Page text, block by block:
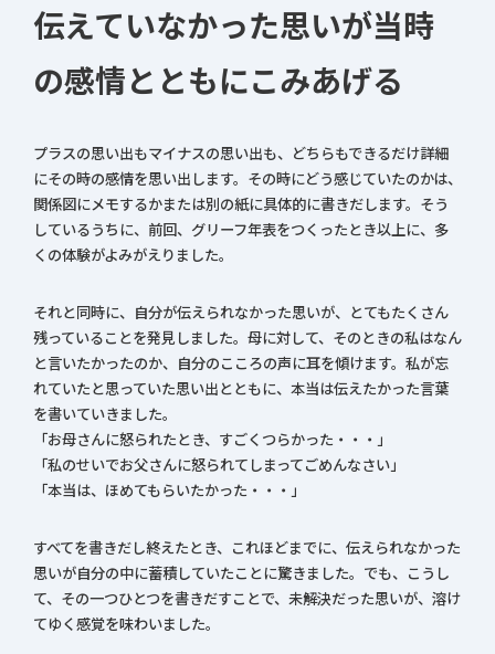
伝えていなかった思いが当時
の感情とともにこみあげる
プラスの思い出もマイナスの思い出も、どちらもできるだけ詳細
にその時の感情を思い出します。その時にどう感じていたのかは、
関係図にメモするかまたは別の紙に具体的に書きだします。そう
しているうちに、前回、グリーフ年表をつくったとき以上に、多
くの体験がよみがえりました。
それと同時に、自分が伝えられなかった思いが、とてもたくさん
残っていることを発見しました。母に対して、そのときの私はなん
と言いたかったのか、自分のこころの声に耳を傾けます。私が忘
れていたと思っていた思い出とともに、本当は伝えたかった言葉
を書いていきました。
「お母さんに怒られたとき、すごくつらかった・・・」
「私のせいでお父さんに怒られてしまってごめんなさい」
「本当は、ほめてもらいたかった・・・」
すべてを書きだし終えたとき、これほどまでに、伝えられなかった
思いが自分の中に蓄積していたことに驚きました。でも、こうし
て、その一つひとつを書きだすことで、未解決だった思いが、溶け
てゆく感覚を味わいました。